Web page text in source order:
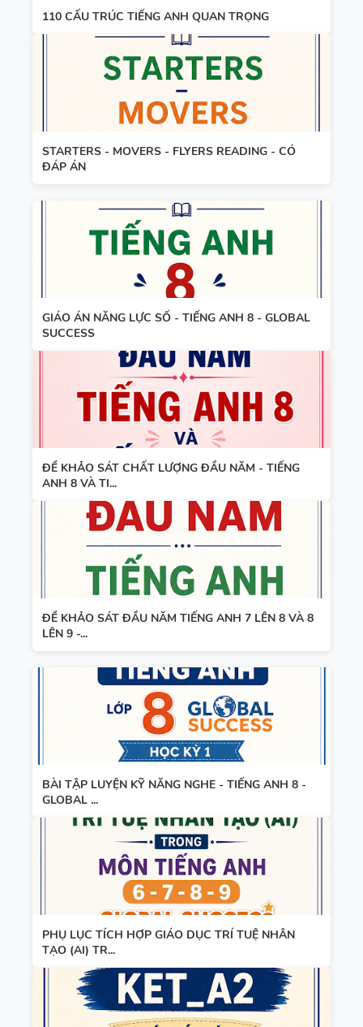
6 - HỌC KỲ
1 - GLOBAL
SUCCESS
TỔNG HỢP
FORM
THEO TỪNG
UNIT VÀ
CHUYÊN ĐỀ
NGỮ PHÁP
- TIẾNG
SUCCESS -
BÀI TẬP
SẮP XẾP
TỪ THÀNH
VÀO CHỖ
TIẾNG ANH
7 - HỌC KỲ
1 - GLOBAL
SUCCESS -
CÓ ĐÁP ÁN
DẠY NÓI
SPEAKING -
TIẾNG ANH
7 - GLOBAL
HỌC KỲ 1
110 CẤU TRÚC TIẾNG ANH QUAN TRỌNG
STARTERS - MOVERS - FLYERS READING - CÓ
ĐÁP ÁN
GIÁO ÁN NĂNG LỰC SỐ - TIẾNG ANH 8 - GLOBAL
SUCCESS
ĐỀ KHẢO SÁT CHẤT LƯỢNG ĐẦU NĂM - TIẾNG
ANH 8 VÀ TI...
ĐỀ KHẢO SÁT ĐẦU NĂM TIẾNG ANH 7 LÊN 8 VÀ 8
LÊN 9 -...
BÀI TẬP LUYỆN KỸ NĂNG NGHE - TIẾNG ANH 8 -
GLOBAL ...
PHỤ LỤC TÍCH HỢP GIÁO DỤC TRÍ TUỆ NHÂN
TẠO (AI) TR...